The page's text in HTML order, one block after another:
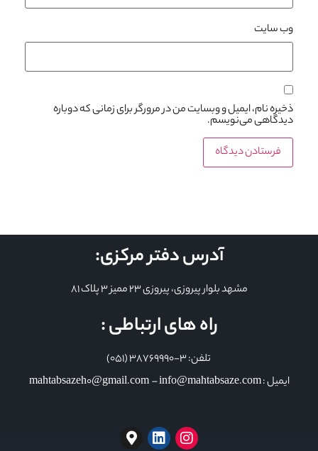
وب‌ سایت
ذخیره نام، ایمیل و وبسایت من در مرورگر برای زمانی که دوباره
دیدگاهی می‌نویسم.
آدرس دفتر مرکزی:
مشهد بلوار پیروزی، پیروزی 23 ممیز 3 پلاک 81
راه های ارتباطی :
تلفن: 3-38769990 (051)
ایمیل : mahtabsazeh0@gmail.com – info@mahtabsaze.com